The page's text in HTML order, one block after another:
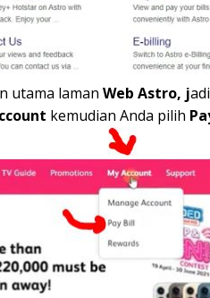
utama laman Web Astro, j
kemudian Anda pilih